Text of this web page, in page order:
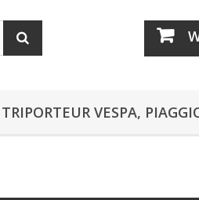
TRIPORTEUR VESPA,